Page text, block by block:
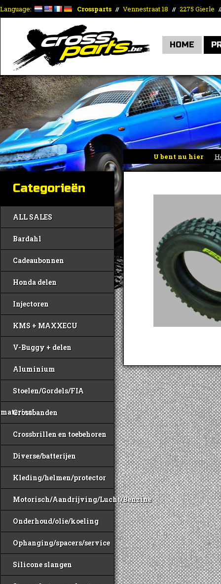
Language: Crossparts // Vennestraat 18 // 2275 Gierle
HOME
U bent nu hier
Categorieën
ALL SALES
Bardahl
Cadeaubonnen
Honda delen
Injectoren
KMS + MAXXECU
V-Buggy + delen
Aluminium
Stoelen/Gordels/FIA
materiaal
Crossbanden
Crossbrillen en toebehoren
Diverse/batterijen
Kleding/helmen/protector
Motorisch/Aandrijving/Lucht/Benzine
Onderhoud/olie/koeling
Ophanging/spacers/service
Silicone slangen